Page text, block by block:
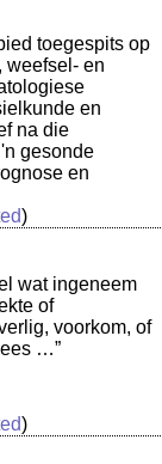
toegespits op
weefsel- en
en
na die
gesonde
en
)
wat ingeneem
of
voorkom, of
…”
)